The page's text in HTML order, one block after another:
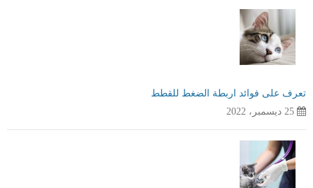
تعرف على فوائد اربطة الضغط للقطط
25 ديسمبر، 2022